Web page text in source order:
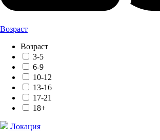
Возраст
Возраст
3-5
6-9
10-12
13-16
17-21
18+
Локация